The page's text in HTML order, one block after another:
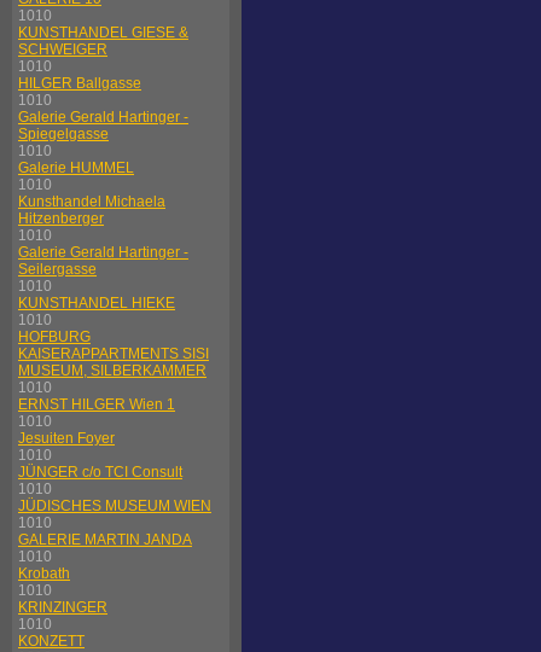
1010
KUNSTHANDEL GIESE &
SCHWEIGER
1010
HILGER Ballgasse
1010
Galerie Gerald Hartinger -
Spiegelgasse
1010
Galerie HUMMEL
1010
Kunsthandel Michaela
Hitzenberger
1010
Galerie Gerald Hartinger -
Seilergasse
1010
KUNSTHANDEL HIEKE
1010
HOFBURG
KAISERAPPARTMENTS SISI
MUSEUM, SILBERKAMMER
1010
ERNST HILGER Wien 1
1010
Jesuiten Foyer
1010
JÜNGER c/o TCI Consult
1010
JÜDISCHES MUSEUM WIEN
1010
GALERIE MARTIN JANDA
1010
Krobath
1010
KRINZINGER
1010
KONZETT